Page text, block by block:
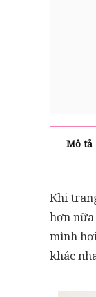
Mô tả
Khi
hơn
mình
khác